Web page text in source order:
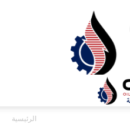
ONA™
NEWS
/
أونا
الاخبارية
الرئيسية